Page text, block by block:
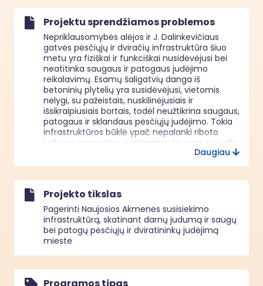
Projektu sprendžiamos problemos
Nepriklausomybės alėjos ir J. Dalinkevičiaus
gatvės pėsčiųjų ir dviračių infrastruktūra šiuo
metu yra fiziškai ir funkciškai nusidėvėjusi bei
neatitinka saugaus ir patogaus judėjimo
reikalavimų. Esamų šaligatvių danga iš
betoninių plytelių yra susidėvėjusi, vietomis
nelygi, su pažeistais, nuskilinėjusiais ir
išsikraipiusiais bortais, todėl neužtikrina saugaus,
patogaus ir sklandaus pėsčiųjų judėjimo. Tokia
infrastruktūros būklė ypač nepalanki riboto
judumo asmenims, senjorams, tėvams su vaikų
vežimėliais bei dviratininkams, kurie šiose
gatvėse neturi aiškiai suformuotos, vientisos ir
miesto pėsčiųjų ir dviračių takų tinklo dalis,
jungianti gyvenamuosius kvartalus su miesto
pramonės zona ir paslaugų infrastruktūra,
kurioje sutelkta daugiau nei 50 proc. miesto
gyventojų darbo vietų bei kasdienio
Tačiau dėl fragmentuotos, nepakankamai
išvystytos ir nusidėvėjusios infrastruktūros šių
jungčių funkcionavimas yra apsunkintas,
Daugiau
Projekto tikslas
Pagerinti Naujosios Akmenės susisiekimo
infrastruktūrą, skatinant darnų judumą ir saugų
bei patogų pėsčiųjų ir dviratininkų judėjimą
mieste